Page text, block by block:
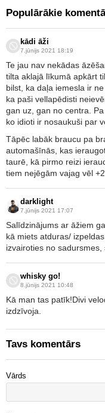
Populārākie
kādi āži
7.jūnijs 2021 18:19
Te jau nav nekādas
tilta aklajā līkumā apkārt
bilst, ka daļa iemesla ir
ka paši vellapēdisti
gan uz, gan no centra.
ko idioti ir nosaukuši par
Tāpēc labāk braucu pa
automašīnās, kas ieraugot
taurē, kā pirmo reizi
tiem nejēgām vajag vēl
darklight
7.jūnijs 2021 17:07
Salīdzinājums ar āžiem
kā miets atduras/
izvairoties no
whisky go!
8.jūnijs 2021 10:48
Kā man tas patīk!Divi
izdzīvoja.
Tavs komentārs
Vārds